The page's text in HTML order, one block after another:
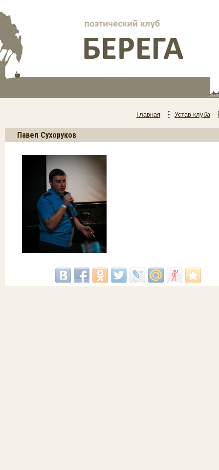
Главная Устав клуба
Павел Сухоруков